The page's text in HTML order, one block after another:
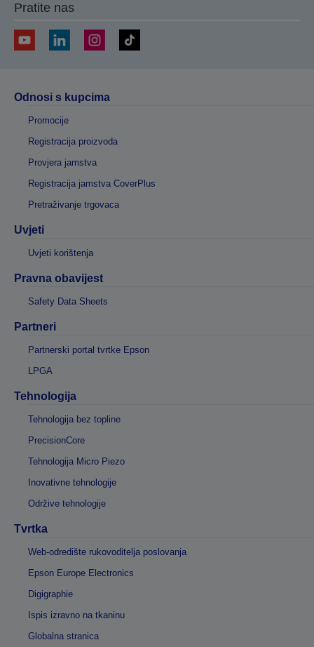
Pratite nas
Odnosi s kupcima
Promocije
Registracija proizvoda
Provjera jamstva
Registracija jamstva CoverPlus
Pretraživanje trgovaca
Uvjeti
Uvjeti korištenja
Pravna obavijest
Safety Data Sheets
Partneri
Partnerski portal tvrtke Epson
LPGA
Tehnologija
Tehnologija bez topline
PrecisionCore
Tehnologija Micro Piezo
Inovativne tehnologije
Održive tehnologije
Tvrtka
Web-odredište rukovoditelja poslovanja
Epson Europe Electronics
Digigraphie
Ispis izravno na tkaninu
Globalna stranica